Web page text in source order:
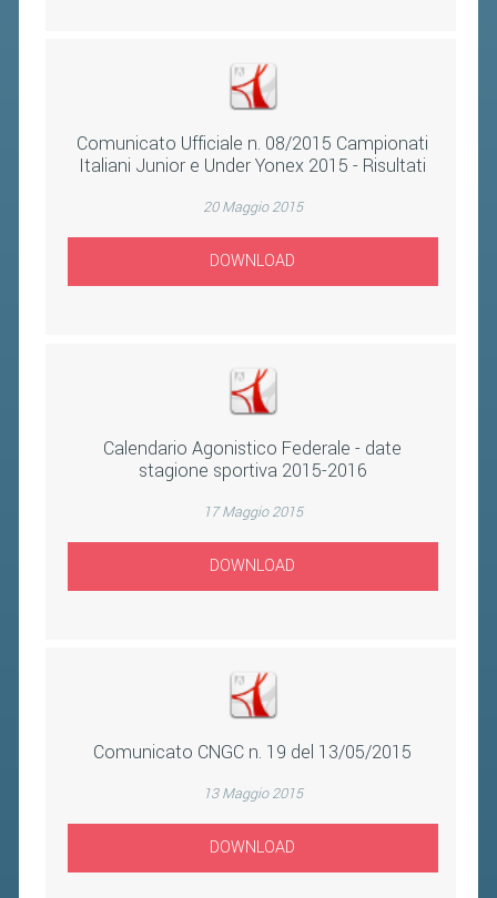
Comunicato Ufficiale n. 08/2015 Campionati
Italiani Junior e Under Yonex 2015 - Risultati
20 Maggio 2015
DOWNLOAD
Calendario Agonistico Federale - date
stagione sportiva 2015-2016
17 Maggio 2015
DOWNLOAD
Comunicato CNGC n. 19 del 13/05/2015
13 Maggio 2015
DOWNLOAD